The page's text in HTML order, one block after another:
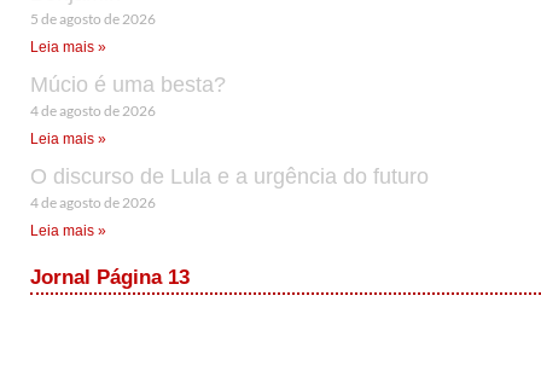
5 de agosto de 2026
Leia mais »
Múcio é uma besta?
4 de agosto de 2026
Leia mais »
O discurso de Lula e a urgência do futuro
4 de agosto de 2026
Leia mais »
Jornal Página 13